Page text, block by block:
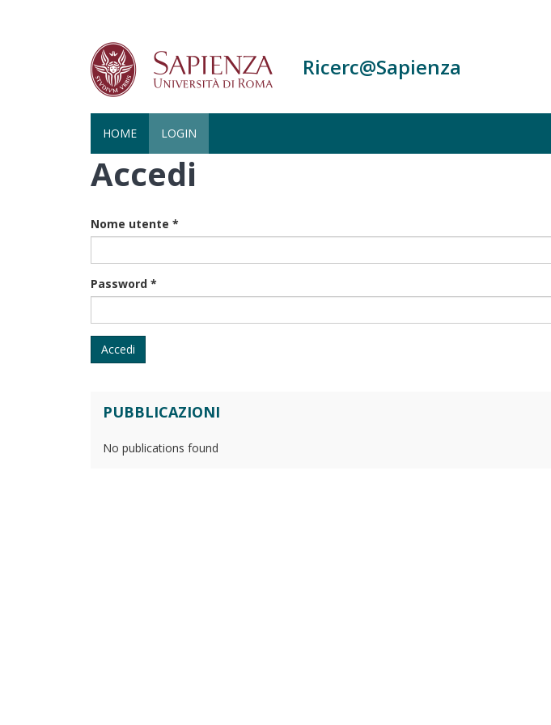
Ricerc@Sapienza
HOME LOGIN
Accedi
Nome utente *
Password *
Accedi
PUBBLICAZIONI
No publications found